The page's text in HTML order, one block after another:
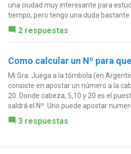
una ciudad muy interesante para
tiempo, pero tengo una duda bastante
2 respuestas
Como calcular un Nº para
Mi Sra. Juega a la tómbola (en
consiste en apostar un número a la
20. Donde cabeza, 5,10 y 20 es el
saldrá el Nº. Uno puede apostar
3 respuestas